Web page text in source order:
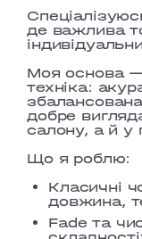
де важлива
Моя основа
техніка:
добре
салону, а й у
Що я роблю:
Класичні
довжина,
Fade та